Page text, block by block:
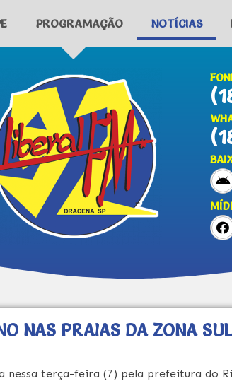
PROGRAMAÇÃO NOTÍCIAS
NAS PRAIAS DA ZONA SUL
nessa terça-feira (7) pela prefeitura do